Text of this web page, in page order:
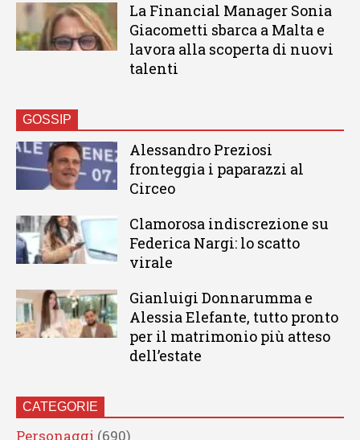
La Financial Manager Sonia
Giacometti sbarca a Malta e
lavora alla scoperta di nuovi
talenti
GOSSIP
Alessandro Preziosi
fronteggia i paparazzi al
Circeo
Clamorosa indiscrezione su
Federica Nargi: lo scatto
virale
Gianluigi Donnarumma e
Alessia Elefante, tutto pronto
per il matrimonio più atteso
dell’estate
CATEGORIE
Personaggi (690)